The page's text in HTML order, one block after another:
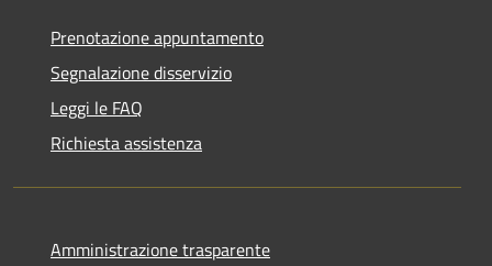
Prenotazione appuntamento
Segnalazione disservizio
Leggi le FAQ
Richiesta assistenza
Amministrazione trasparente